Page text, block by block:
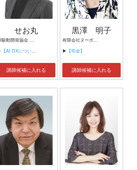
せお丸
AI駆動開発協会 代表理事 サイバーフリークス株式会社 代表取締役
【AI DXについて】
講師候補に入れる
黒澤 明子
有限会社ヌーボヌール代表取締役
▶ 【司会】
講師候補に入れる